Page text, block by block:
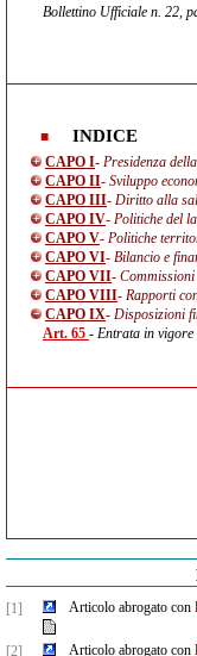
Bollettino Ufficiale n. 22,
INDICE
CAPO I- Presidenza
CAPO II- Sviluppo
CAPO III- Diritto alla
CAPO IV- Politiche del
CAPO V- Politiche
CAPO VI- Bilancio e
CAPO VII-
CAPO VIII- Rapporti
CAPO IX- Disposizioni
Art. 65 - Entrata in vigore
[1] Articolo abrogato con
[2] Articolo abrogato con